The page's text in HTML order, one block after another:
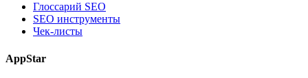
Глоссарий SEO
SEO инструменты
Чек-листы
AppStar